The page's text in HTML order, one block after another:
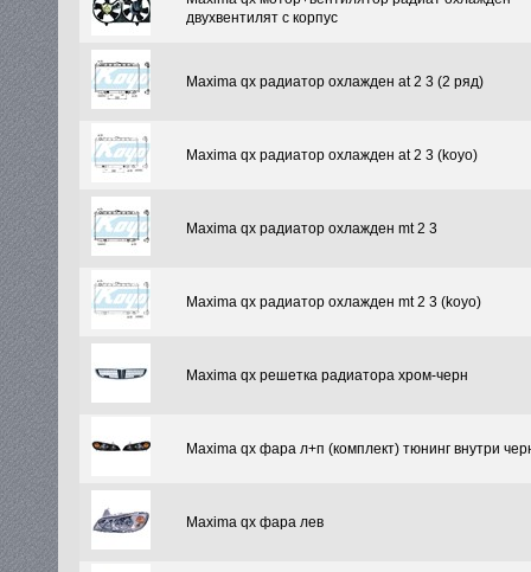
двухвентилят с корпус
Maxima qx радиатор охлажден at 2 3 (2 ряд)
Maxima qx радиатор охлажден at 2 3 (koyo)
Maxima qx радиатор охлажден mt 2 3
Maxima qx радиатор охлажден mt 2 3 (koyo)
Maxima qx решетка радиатора хром-черн
Maxima qx фара л+п (комплект) тюнинг внутри
Maxima qx фара лев